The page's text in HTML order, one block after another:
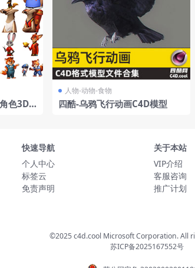
色3D
人物-动物-食物
四酷-乌鸦飞行动画C4D模型
快速导航
个人中心
标签云
免责声明
关于本站
VIP介绍
客服咨询
推广计划
©2025 c4d.cool Microsoft Corporation. All
苏ICP备2025167552号